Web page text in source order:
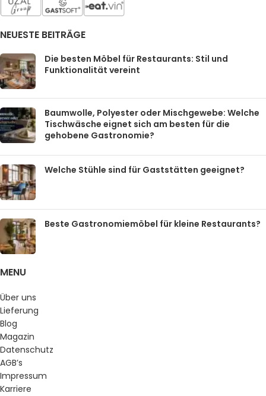
NEUESTE BEITRÄGE
Die besten Möbel für Restaurants: Stil und
Funktionalität vereint
Baumwolle, Polyester oder Mischgewebe: Welche
Tischwäsche eignet sich am besten für die
gehobene Gastronomie?
Welche Stühle sind für Gaststätten geeignet?
Beste Gastronomiemöbel für kleine Restaurants?
MENU
Über uns
Lieferung
Blog
Magazin
Datenschutz
AGB’s
Impressum
Karriere